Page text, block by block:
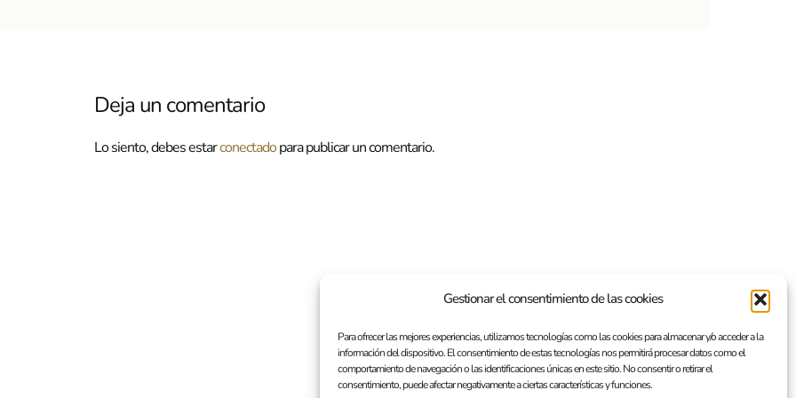
Gestionar el consentimiento de las cookies
Para ofrecer las mejores experiencias, utilizamos tecnologías como las cookies para almacenar y/o acceder a la
información del dispositivo. El consentimiento de estas tecnologías nos permitirá procesar datos como el
comportamiento de navegación o las identificaciones únicas en este sitio. No consentir o retirar el
consentimiento, puede afectar negativamente a ciertas características y funciones.
Deja un comentario
Lo siento, debes estarconectadopara publicar un comentario.